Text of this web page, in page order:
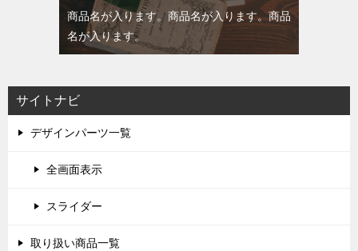
商品名が入ります。商品名が入ります。商品
名が入ります。
サイトナビ
デザインパーツ一覧
全画面表示
スライダー
取り扱い商品一覧